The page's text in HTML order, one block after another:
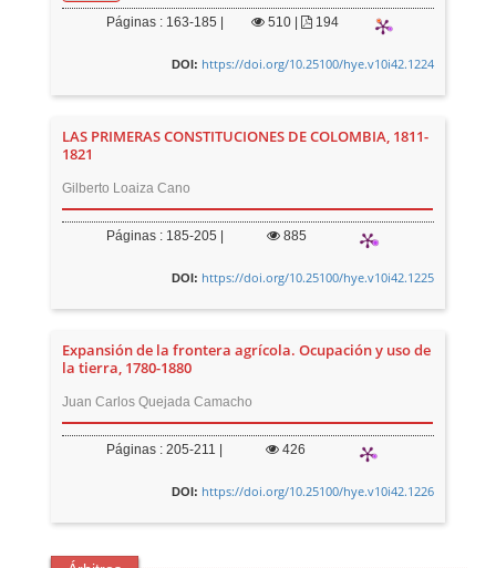
Páginas : 163-185 | 510| 194
DOI: https://doi.org/10.25100/hye.v10i42.1224
LAS PRIMERAS CONSTITUCIONES DE COLOMBIA, 1811-
1821
Gilberto Loaiza Cano
Páginas : 185-205 | 885
DOI: https://doi.org/10.25100/hye.v10i42.1225
Expansión de la frontera agrícola. Ocupación y uso de
la tierra, 1780-1880
Juan Carlos Quejada Camacho
Páginas : 205-211 | 426
DOI: https://doi.org/10.25100/hye.v10i42.1226